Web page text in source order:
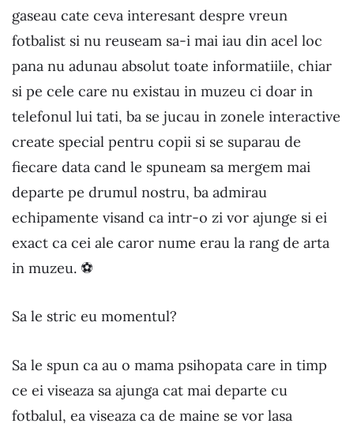
gaseau cate ceva interesant despre vreun
fotbalist si nu reuseam sa-i mai iau din acel loc
pana nu adunau absolut toate informatiile, chiar
si pe cele care nu existau in muzeu ci doar in
telefonul lui tati, ba se jucau in zonele interactive
create special pentru copii si se suparau de
fiecare data cand le spuneam sa mergem mai
departe pe drumul nostru, ba admirau
echipamente visand ca intr-o zi vor ajunge si ei
exact ca cei ale caror nume erau la rang de arta
in muzeu. ⚽️
Sa le stric eu momentul?
Sa le spun ca au o mama psihopata care in timp
ce ei viseaza sa ajunga cat mai departe cu
fotbalul, ea viseaza ca de maine se vor lasa